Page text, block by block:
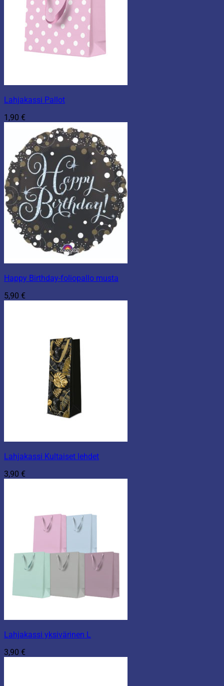
Lahjakassi Pallot
1,90 €
Happy Birthday-foliopallo musta
5,90 €
Lahjakassi Kultaiset lehdet
3,90 €
Lahjakassi yksivärinen L
3,90 €